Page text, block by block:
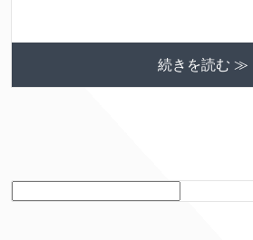
続きを読む ≫